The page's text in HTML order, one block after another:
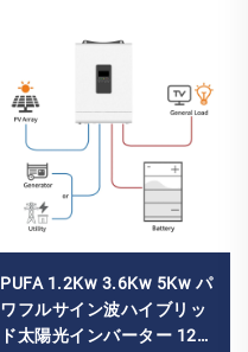
PUFA 1.2Kw 3.6Kw 5Kw パ
ワフルサイン波ハイブリッ
ド太陽光インバーター 12V